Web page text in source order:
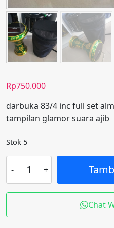
Rp750.000
darbuka 83/4 inc full set
tampilan glamor suara ajib
Stok 5
(big
promo)
darbuka
Chat